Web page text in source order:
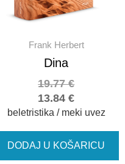
Frank Herbert
Dina
13.84€
19.77€
beletristika / meki uvez
DODAJ U KOŠARICU